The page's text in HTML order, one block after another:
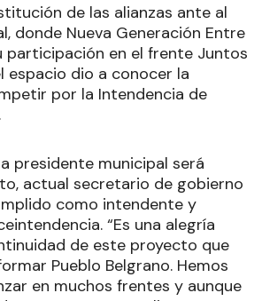
de las alianzas ante al
donde Nueva Generación Entre
participación en el frente Juntos
espacio dio a conocer la
por la Intendencia de
presidente municipal será
actual secretario de gobierno
como intendente y
“Es una alegría
de este proyecto que
Pueblo Belgrano. Hemos
en muchos frentes y aunque